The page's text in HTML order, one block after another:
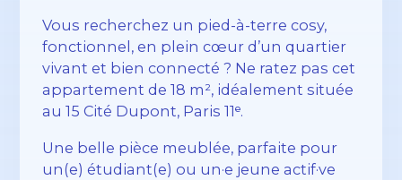
Vous recherchez un pied-à-terre cosy,
fonctionnel, en plein cœur d’un quartier
vivant et bien connecté ? Ne ratez pas cet
appartement de 18 m², idéalement située
au 15 Cité Dupont, Paris 11ᵉ.
Une belle pièce meublée, parfaite pour
un(e) étudiant(e) ou un·e jeune actif·ve